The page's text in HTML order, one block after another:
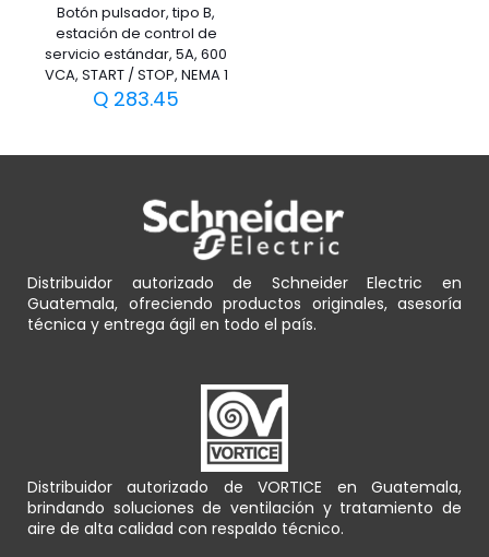
Botón pulsador, tipo B,
estación de control de
servicio estándar, 5A, 600
VCA, START / STOP, NEMA 1
Q 283.45
Distribuidor autorizado de Schneider Electric en
Guatemala, ofreciendo productos originales, asesoría
técnica y entrega ágil en todo el país.
Distribuidor autorizado de VORTICE en Guatemala,
brindando soluciones de ventilación y tratamiento de
aire de alta calidad con respaldo técnico.